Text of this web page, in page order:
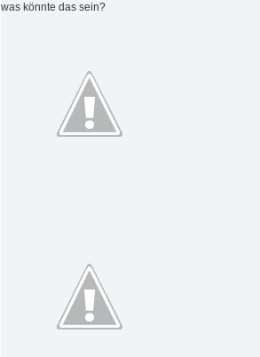
was könnte das sein?